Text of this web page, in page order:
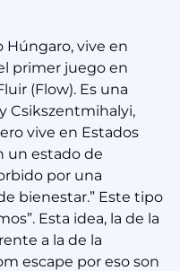
Húngaro, vive en
primer juego en
(Flow). Es una
Csikszentmihalyi,
vive en Estados
un estado de
por una
bienestar.” Este tipo
Esta idea, la de la
a la de la
escape por eso son